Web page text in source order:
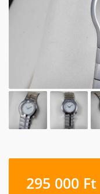
295 000 Ft